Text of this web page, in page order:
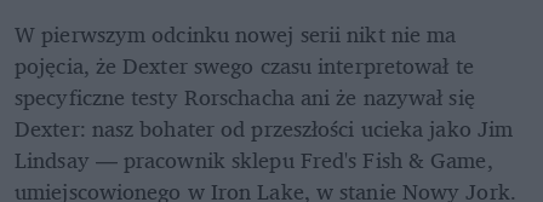
W pierwszym odcinku nowej serii nikt nie ma
pojęcia, że Dexter swego czasu interpretował te
specyficzne testy Rorschacha ani że nazywał się
Dexter: nasz bohater od przeszłości ucieka jako Jim
Lindsay — pracownik sklepu Fred's Fish & Game,
umiejscowionego w Iron Lake, w stanie Nowy Jork.